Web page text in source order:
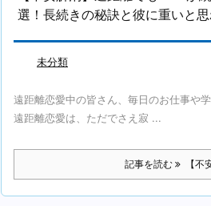
選！長続きの秘訣と彼に重いと
未分類
遠距離恋愛中の皆さん、毎日のお仕事や
遠距離恋愛は、ただでさえ寂 ...
記事を読む 【不